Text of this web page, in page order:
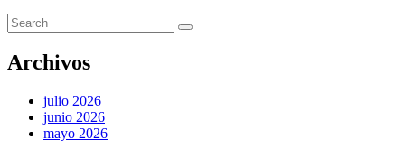
Archivos
julio 2026
junio 2026
mayo 2026